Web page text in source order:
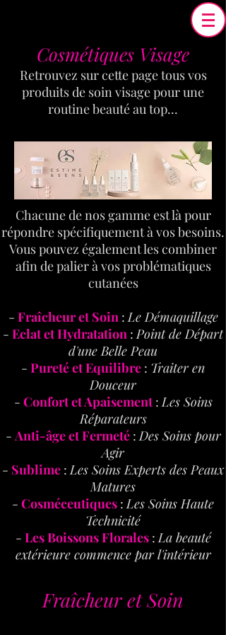
Cosmétiques Visage
Retrouvez sur cette page tous vos
produits de soin visage pour une
routine beauté au top...
Chacune de nos gamme est là pour
répondre spécifiquement à vos besoins.
Vous pouvez également les combiner
afin de palier à vos problématiques
cutanées
- Fraîcheur et Soin:Le Démaquillage
- Eclat et Hydratation :Point de Départ
d'une Belle Peau
- Pureté et Equilibre : Traiter en
Douceur
- Confort et Apaisement:Les Soins
Réparateurs
-Anti-âge et Fermeté:Des Soins pour
Agir
- Sublime :Les Soins Experts des Peaux
Matures
- Cosméceutiques :Les Soins Haute
Technicité
- Les Boissons Florales:La beauté
extérieure commence par l'intérieur
Fraîcheur et Soin